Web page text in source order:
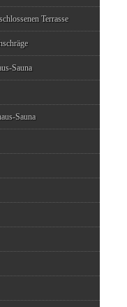
Terrasse
Sauna
Sauna